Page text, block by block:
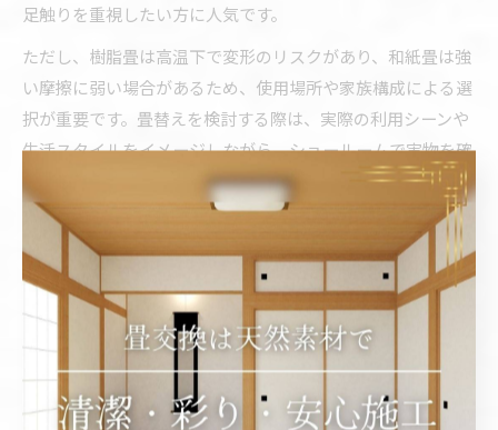
足触りを重視したい方に人気です。
ただし、樹脂畳は高温下で変形のリスクがあり、和紙畳は強
い摩擦に弱い場合があるため、使用場所や家族構成による選
択が重要です。畳替えを検討する際は、実際の利用シーンや
生活スタイルをイメージしながら、ショールームで実物を確
認したり、専門店に相談してから決断すると失敗が少なくな
ります。
畳素材ごとの特徴と畳替え時の選び方
畳素材には、天然い草・和紙・樹脂など複数の種類があり、
それぞれ特徴が異なります。い草畳は伝統的な香りと調湿性
が魅力ですが、ダニやカビの対策が必要です。一方、和紙畳
や樹脂畳は防ダニ・防カビ性能が高く、耐久性や掃除のしや